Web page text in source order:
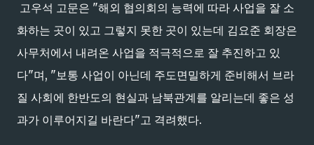
고우석 고문은 "해외 협의회의 능력에 따라 사업을 잘 소
화하는 곳이 있고 그렇지 못한 곳이 있는데 김요준 회장은
사무처에서 내려온 사업을 적극적으로 잘 추진하고 있
다"며, "보통 사업이 아닌데 주도면밀하게 준비해서 브라
질 사회에 한반도의 현실과 남북관계를 알리는데 좋은 성
과가 이루어지길 바란다"고 격려했다.